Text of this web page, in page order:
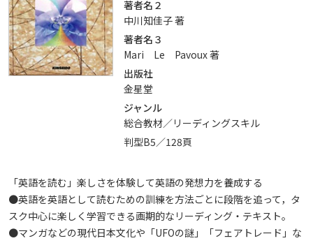
著者名２
中川知佳子 著
著者名３
Mari Le Pavoux 著
出版社
金星堂
ジャンル
総合教材／リーディングスキル
判型B5／128頁
「英語を読む」楽しさを体験して英語の発想力を養成する
●英語を英語として読むための訓練を方法ごとに段階を追って，タ
スク中心に楽しく学習できる画期的なリーディング・テキスト。
●マンガなどの現代日本文化や「UFOの謎」「フェアトレード」な